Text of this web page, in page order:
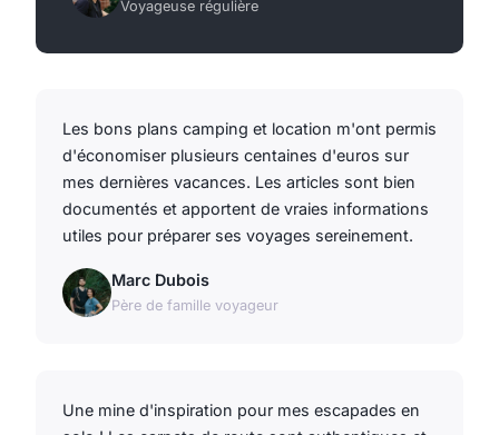
Voyageuse régulière
Les bons plans camping et location m'ont permis
d'économiser plusieurs centaines d'euros sur
mes dernières vacances. Les articles sont bien
documentés et apportent de vraies informations
utiles pour préparer ses voyages sereinement.
Marc Dubois
Père de famille voyageur
Une mine d'inspiration pour mes escapades en